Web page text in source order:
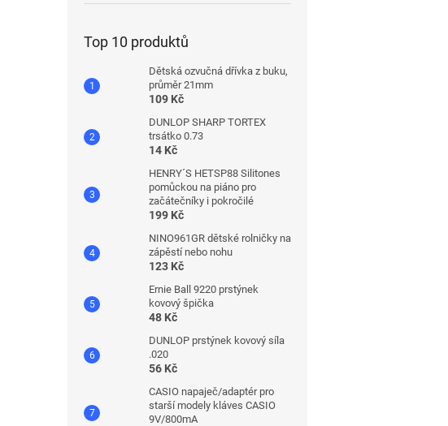
Top 10 produktů
Dětská ozvučná dřívka z buku,
průměr 21mm
109 Kč
DUNLOP SHARP TORTEX
trsátko 0.73
14 Kč
HENRY´S HETSP88 Silitones
pomůckou na piáno pro
začátečníky i pokročilé
199 Kč
NINO961GR dětské rolničky na
zápěstí nebo nohu
123 Kč
Ernie Ball 9220 prstýnek
kovový špička
48 Kč
DUNLOP prstýnek kovový síla
.020
56 Kč
CASIO napaječ/adaptér pro
starší modely kláves CASIO
9V/800mA